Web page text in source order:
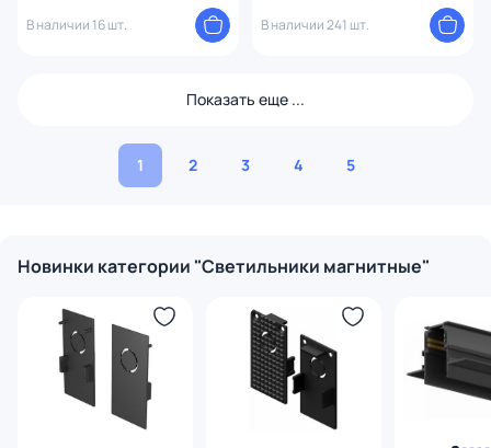
LED CLT 0.33 001 18W BL M4000K
В наличии 16 шт.
LED CLT 0.33 001 18W WH M4000K
В наличии 241 шт.
Показать еще ...
1 2 3 4 5
Новинки категории "Светильники магнитные"